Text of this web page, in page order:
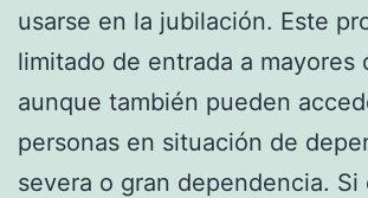
usarse en la jubilación. Este
limitado de entrada a mayores
aunque también pueden
personas en situación de
severa o gran dependencia. Si